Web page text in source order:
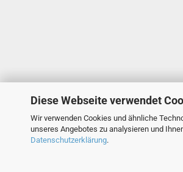
Diese Webseite verwendet
Wir verwenden Cookies und ähnliche
unseres Angebotes zu analysieren und
Datenschutzerklärung.